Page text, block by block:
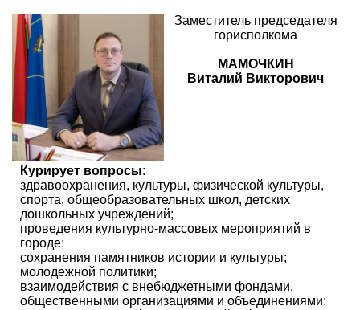
Заместитель председателя
горисполкома
МАМОЧКИН
Виталий Викторович
Курирует вопросы:
здравоохранения, культуры, физической культуры,
спорта, общеобразовательных школ, детских
дошкольных учреждений;
проведения культурно-массовых мероприятий в
городе;
сохранения памятников истории и культуры;
молодежной политики;
взаимодействия с внебюджетными фондами,
общественными организациями и объединениями;